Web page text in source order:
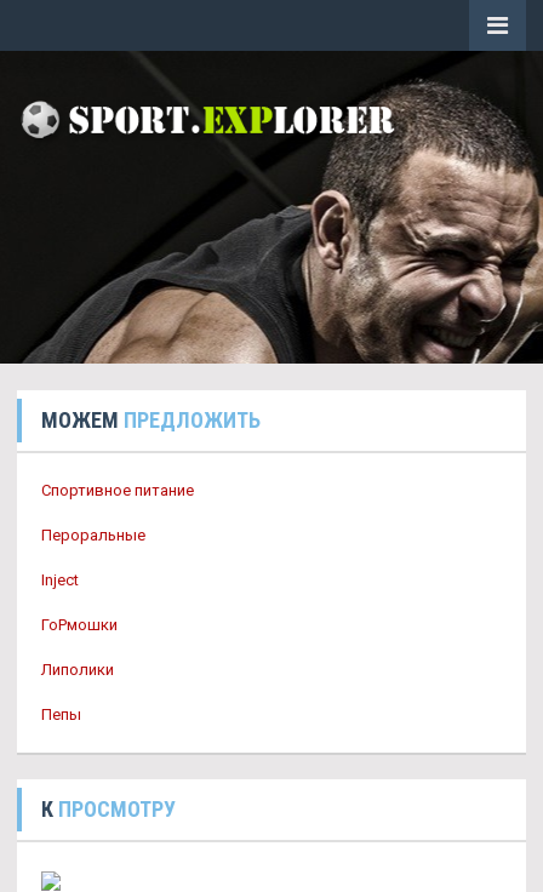
МОЖЕМ ПРЕДЛОЖИТЬ
Спортивное питание
Пероральные
Inject
ГоРмошки
Липолики
Пепы
К ПРОСМОТРУ